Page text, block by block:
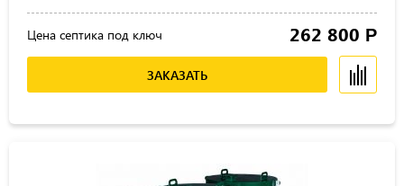
Цена септика под ключ 262 800 Р
ЗАКАЗАТЬ